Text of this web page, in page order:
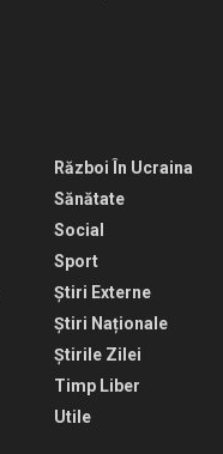
Război În Ucraina
Sănătate
Social
Sport
Știri Externe
Știri Naționale
Știrile Zilei
Timp Liber
Utile